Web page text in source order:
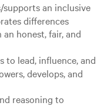
supports an inclusive
differences
an honest, fair, and
to lead, influence, and
develops, and
reasoning to